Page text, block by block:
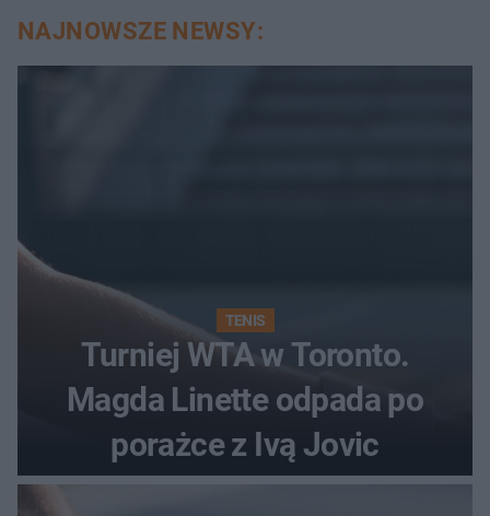
NAJNOWSZE NEWSY:
TENIS
Turniej WTA w Toronto.
Magda Linette odpada po
porażce z Ivą Jovic